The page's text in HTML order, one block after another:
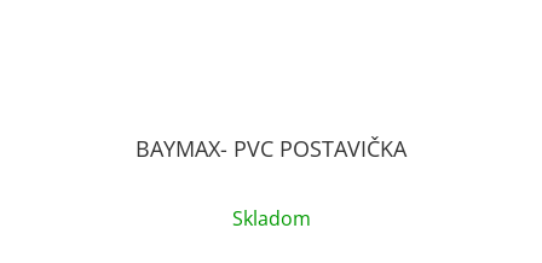
BAYMAX- PVC POSTAVIČKA
Skladom